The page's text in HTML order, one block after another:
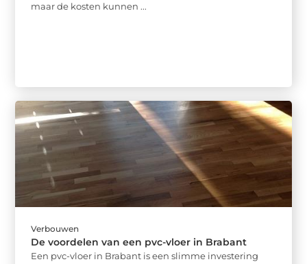
maar de kosten kunnen ...
Verbouwen
De voordelen van een pvc-vloer in Brabant
Een pvc-vloer in Brabant is een slimme investering